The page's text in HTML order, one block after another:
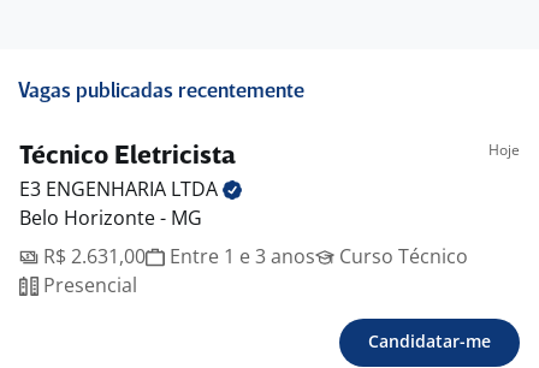
Vagas publicadas recentemente
Técnico Eletricista Hoje
E3 ENGENHARIA LTDA
Belo Horizonte - MG
R$ 2.631,00
Entre 1 e 3 anos
Curso Técnico
Presencial
Candidatar-me